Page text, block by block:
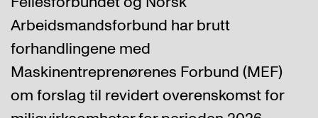
Arbeidsmandsforbund har brutt
forhandlingene med
Maskinentreprenørenes Forbund (MEF)
om forslag til revidert overenskomst for